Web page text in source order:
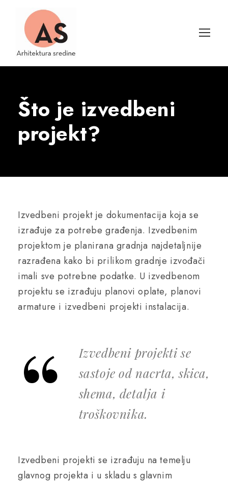
Što je izvedbeni
projekt?
Izvedbeni projekt je dokumentacija koja se
izrađuje za potrebe građenja. Izvedbenim
projektom je planirana gradnja najdetaljnije
razrađena kako bi prilikom gradnje izvođači
imali sve potrebne podatke. U izvedbenom
projektu se izrađuju planovi oplate, planovi
armature i izvedbeni projekti instalacija.
Izvedbeni projekti se
sastoje od nacrta, skica,
shema, detalja i
troškovnika.
Izvedbeni projekti se izrađuju na temelju
glavnog projekta i u skladu s glavnim